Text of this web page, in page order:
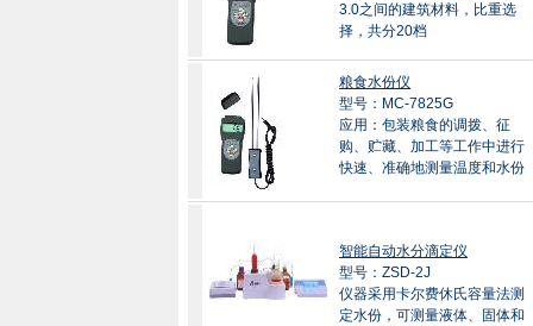
3.0之间的建筑材料，比重选
择，共分20档
粮食水份仪
型号：MC-7825G
应用：包装粮食的调拨、征
购、贮藏、加工等工作中进行
快速、准确地测量温度和水份
智能自动水分滴定仪
型号：ZSD-2J
仪器采用卡尔费休氏容量法测
定水份，可测量液体、固体和